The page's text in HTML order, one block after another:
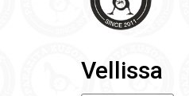
Vellissa